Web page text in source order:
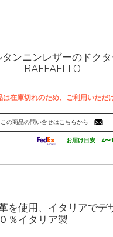
ンニンレザーのドク
RAFFAELLO
在庫切れのため、ご利用いただ
この商品の問い合せはこちらから
お届け目安 4〜
を使用、イタリアでデ
％イタリア製